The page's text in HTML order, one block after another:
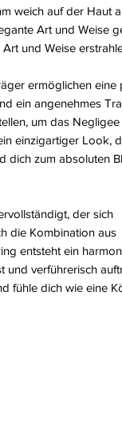
weich auf der Haut
Art und Weise
und Weise
ermöglichen eine
ein angenehmes
um das
einzigartiger Look,
dich zum absoluten
der sich
die Kombination aus
entsteht ein
und verführerisch
fühle dich wie eine